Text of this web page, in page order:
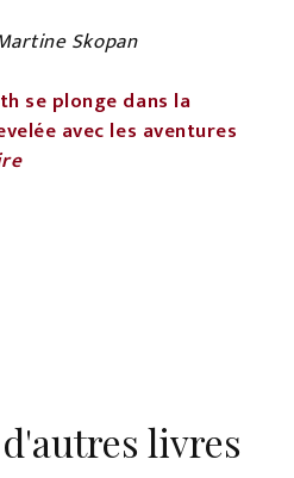
Skopan
se plonge dans la
avec les aventures
livres